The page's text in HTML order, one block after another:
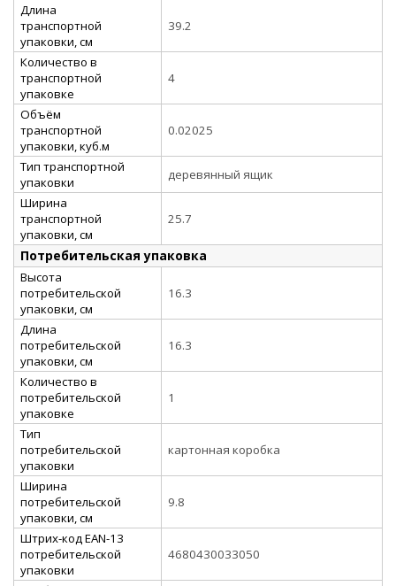
Длина
транспортной
упаковки, см
39.2
Количество в
транспортной
упаковке
4
Объём
транспортной
упаковки, куб.м
0.02025
Тип транспортной
упаковки
деревянный ящик
Ширина
транспортной
упаковки, см
25.7
Потребительская упаковка
Высота
потребительской
упаковки, см
16.3
Длина
потребительской
упаковки, см
16.3
Количество в
потребительской
упаковке
1
Тип
потребительской
упаковки
картонная коробка
Ширина
потребительской
упаковки, см
9.8
Штрих-код EAN-13
потребительской
упаковки
4680430033050